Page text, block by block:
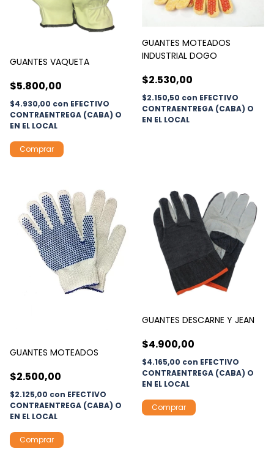
GUANTES VAQUETA
$5.800,00
$4.930,00 con EFECTIVO
CONTRAENTREGA (CABA) O
EN EL LOCAL
GUANTES MOTEADOS
INDUSTRIAL DOGO
$2.530,00
$2.150,50 con EFECTIVO
CONTRAENTREGA (CABA) O
EN EL LOCAL
GUANTES MOTEADOS
$2.500,00
$2.125,00 con EFECTIVO
CONTRAENTREGA (CABA) O
EN EL LOCAL
GUANTES DESCARNE Y JEAN
$4.900,00
$4.165,00 con EFECTIVO
CONTRAENTREGA (CABA) O
EN EL LOCAL